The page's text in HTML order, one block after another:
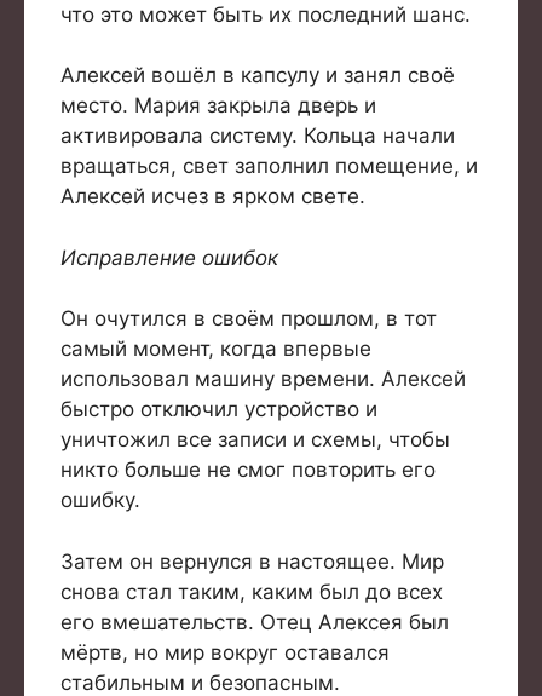
что это может быть их последний шанс.
Алексей вошёл в капсулу и занял своё
место. Мария закрыла дверь и
активировала систему. Кольца начали
вращаться, свет заполнил помещение, и
Алексей исчез в ярком свете.
Исправление ошибок
Он очутился в своём прошлом, в тот
самый момент, когда впервые
использовал машину времени. Алексей
быстро отключил устройство и
уничтожил все записи и схемы, чтобы
никто больше не смог повторить его
ошибку.
Затем он вернулся в настоящее. Мир
снова стал таким, каким был до всех
его вмешательств. Отец Алексея был
мёртв, но мир вокруг оставался
стабильным и безопасным.